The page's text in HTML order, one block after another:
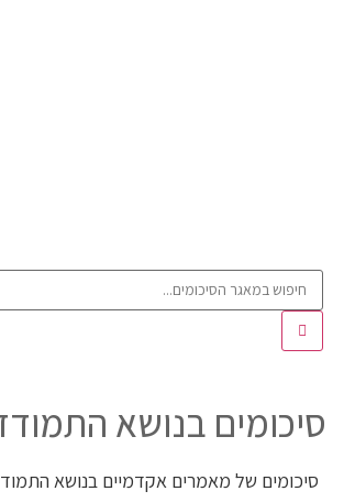
סיכומים בנושא
סיכומים של מאמרים אקדמיים בנושא